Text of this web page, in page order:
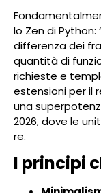
lo Zen di
differenza dei
quantità di
richieste e
estensioni per il
una
2026, dove le
re.
I principi